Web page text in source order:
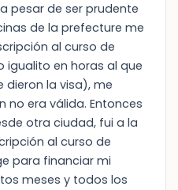
pesar de ser prudente
de la prefecture me
al curso de
igualito en horas al que
la visa), me
no era válida. Entonces
otra ciudad, fui a la
al curso de
para financiar mi
meses y todos los